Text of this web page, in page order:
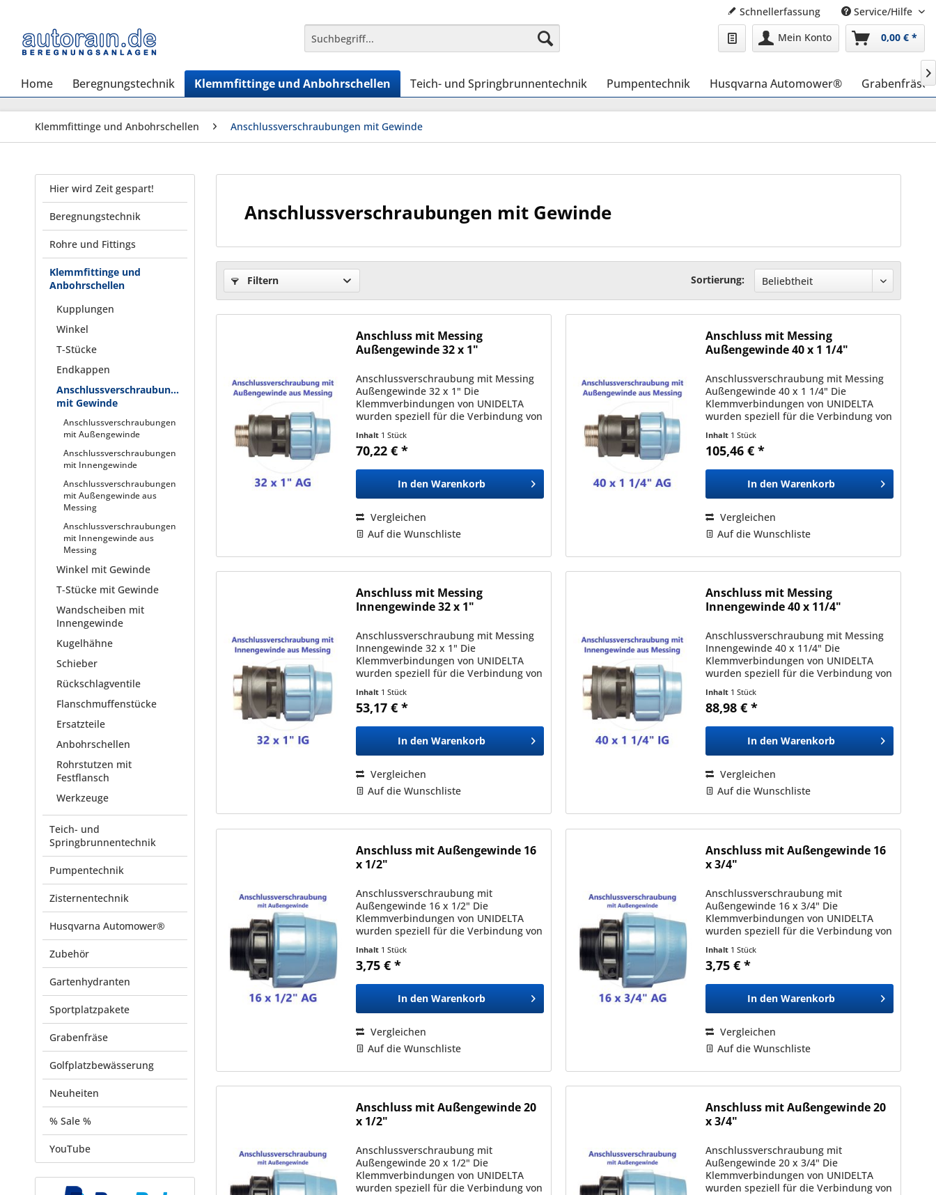
Schnellerfassung
Service/Hilfe
Mein Konto
0,00 € *
Home Beregnungstechnik Klemmfittinge und Anbohrschellen Teich- und Springbrunnentechnik Pumpentechnik Husqvarna Automower® Grabenfräse

Klemmfittinge und Anbohrschellen Anschlussverschraubungen mit Gewinde
Hier wird Zeit gespart!
Beregnungstechnik
Rohre und Fittings
Klemmfittinge und
Anbohrschellen
Kupplungen
Winkel
T-Stücke
Endkappen
Anschlussverschraubungen
mit Gewinde
Anschlussverschraubungen
mit Außengewinde
Anschlussverschraubungen
mit Innengewinde
Anschlussverschraubungen
mit Außengewinde aus
Messing
Anschlussverschraubungen
mit Innengewinde aus
Messing
Winkel mit Gewinde
T-Stücke mit Gewinde
Wandscheiben mit
Innengewinde
Kugelhähne
Schieber
Rückschlagventile
Flanschmuffenstücke
Ersatzteile
Anbohrschellen
Rohrstutzen mit
Festflansch
Werkzeuge
Teich- und
Springbrunnentechnik
Pumpentechnik
Zisternentechnik
Husqvarna Automower®
Zubehör
Gartenhydranten
Sportplatzpakete
Grabenfräse
Golfplatzbewässerung
Neuheiten
% Sale %
YouTube
Anschlussverschraubungen mit Gewinde
Filtern Sortierung:
Anschluss mit Messing
Außengewinde 32 x 1"
Anschlussverschraubung mit Messing
Außengewinde 32 x 1" Die
Klemmverbindungen von UNIDELTA
wurden speziell für die Verbindung von
Außendurchmessern zwischen 16mm
und 110mm entwickelt und sind mit
allen nach den...
Inhalt 1 Stück
70,22 € *
In den Warenkorb
Vergleichen
Auf die Wunschliste
Anschluss mit Messing
Außengewinde 40 x 1 1/4"
Anschlussverschraubung mit Messing
Außengewinde 40 x 1 1/4" Die
Klemmverbindungen von UNIDELTA
wurden speziell für die Verbindung von
Außendurchmessern zwischen 16mm
und 110mm entwickelt und sind mit
allen nach...
Inhalt 1 Stück
105,46 € *
In den Warenkorb
Vergleichen
Auf die Wunschliste
Anschluss mit Messing
Innengewinde 32 x 1"
Anschlussverschraubung mit Messing
Innengewinde 32 x 1" Die
Klemmverbindungen von UNIDELTA
wurden speziell für die Verbindung von
Außendurchmessern zwischen 16mm
und 110mm entwickelt und sind mit
allen nach den...
Inhalt 1 Stück
53,17 € *
In den Warenkorb
Vergleichen
Auf die Wunschliste
Anschluss mit Messing
Innengewinde 40 x 11/4"
Anschlussverschraubung mit Messing
Innengewinde 40 x 11/4" Die
Klemmverbindungen von UNIDELTA
wurden speziell für die Verbindung von
Außendurchmessern zwischen 16mm
und 110mm entwickelt und sind mit
allen nach...
Inhalt 1 Stück
88,98 € *
In den Warenkorb
Vergleichen
Auf die Wunschliste
Anschluss mit Außengewinde 16
x 1/2"
Anschlussverschraubung mit
Außengewinde 16 x 1/2" Die
Klemmverbindungen von UNIDELTA
wurden speziell für die Verbindung von
Außendurchmessern zwischen 16mm
und 110mm entwickelt und sind mit
Inhalt 1 Stück
3,75 € *
In den Warenkorb
Vergleichen
Auf die Wunschliste
Anschluss mit Außengewinde 16
x 3/4"
Anschlussverschraubung mit
Außengewinde 16 x 3/4" Die
Klemmverbindungen von UNIDELTA
wurden speziell für die Verbindung von
Außendurchmessern zwischen 16mm
und 110mm entwickelt und sind mit
Inhalt 1 Stück
3,75 € *
In den Warenkorb
Vergleichen
Auf die Wunschliste
Anschluss mit Außengewinde 20
x 1/2"
Anschlussverschraubung mit
Außengewinde 20 x 1/2" Die
Klemmverbindungen von UNIDELTA
wurden speziell für die Verbindung von
Anschluss mit Außengewinde 20
x 3/4"
Anschlussverschraubung mit
Außengewinde 20 x 3/4" Die
Klemmverbindungen von UNIDELTA
wurden speziell für die Verbindung von